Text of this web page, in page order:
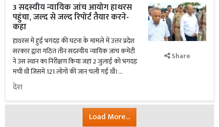
3 सदस्यीय न्यायिक जांच आयोग हाथरस
पहुंचा, जल्द से जल्द रिपोर्ट तैयार करने-
कहा
हाथरस में हुई भगदड़ की घटना के मामले में उत्तर प्रदेश
सरकार द्वारा गठित तीन सदस्यीय न्यायिक जांच कमेटी
ने उस स्थान का निरीक्षण किया जहां 2 जुलाई को भगदड़
मची थी जिसमें 121 लोगों की जान चली गई थी।...
देश
Share
Load More...